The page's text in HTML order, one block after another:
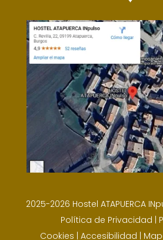
2025-2026 Hostel ATAPUERCA
Política de Privacidad
Cookies Accesibilidad